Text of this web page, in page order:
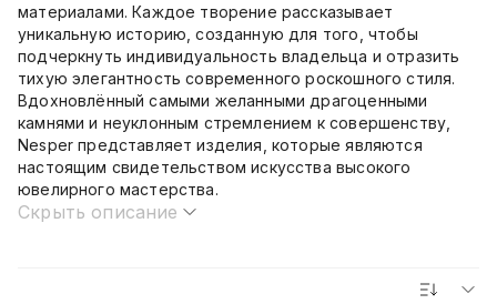
материалами. Каждое творение рассказывает
уникальную историю, созданную для того, чтобы
подчеркнуть индивидуальность владельца и отразить
тихую элегантность современного роскошного стиля.
Вдохновлённый самыми желанными драгоценными
камнями и неуклонным стремлением к совершенству,
Nesper представляет изделия, которые являются
настоящим свидетельством искусства высокого
ювелирного мастерства.
Скрыть описание